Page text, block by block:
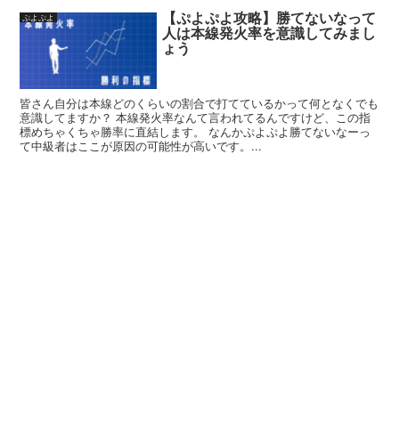
ぷよぷよ 【ぷよぷよ攻略】勝てないなって
人は本線発火率を意識してみまし
ょう
皆さん自分は本線どのくらいの割合で打てているかって何となくでも
意識してますか？ 本線発火率なんて言われてるんですけど、この指
標めちゃくちゃ勝率に直結します。 なんかぷよぷよ勝てないなーっ
て中級者はここが原因の可能性が高いです。...